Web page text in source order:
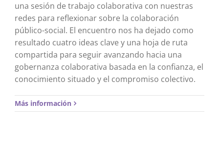
una sesión de trabajo colaborativa con nuestras
redes para reflexionar sobre la colaboración
público-social. El encuentro nos ha dejado como
resultado cuatro ideas clave y una hoja de ruta
compartida para seguir avanzando hacia una
gobernanza colaborativa basada en la confianza, el
conocimiento situado y el compromiso colectivo.
Más información